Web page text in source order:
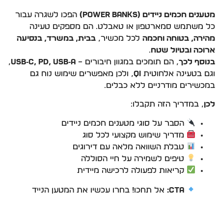
מטענים חכמים ניידים (Power Banks)
הפכו לשגרה עבור
כל משתמש סמארטפון או טאבלט. הם מספקים טעינה
מהירה, בטוחה וחכמה לכל מכשיר, בבית, במשרד, בנסיעה
ארוכה ובטיול שטח.
בנוסף לכך, הם תומכים במגוון חיבורים – USB‑C, PD, USB‑A
,
וגם בטעינה אלחוטית Qi, ולכן מאפשרים שימוש נוח גם
במכשירים מודרניים ללא כבלים.
לכן, במדריך הזה תקבלו:
הסבר על סוגי מטענים חכמים ניידים
מדריך שימוש מקצועי לכל סוג
טבלת השוואה מלאה עם דירוגים
טיפים לשמירה על חיי הסוללה
קריאות לפעולה לרכישה מיידית
CTA:
אל תחכו! בחרו עכשיו את המטען הנייד